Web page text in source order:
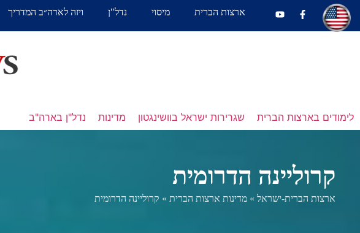
ארצות הברית מיסוי נדל"ן ויזה לארה״ב המדריך
לימודים בארצות הברית שגרירות ישראל בוושינגטון מדינות נדל"ן בארה"ב
קרוליינה הדרומית
ארצות הברית-ישראל » מדינות ארצות הברית » קרוליינה הדרומית